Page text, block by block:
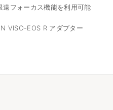
遠フォーカス機能を利用可能
VISO-EOS R アダプター